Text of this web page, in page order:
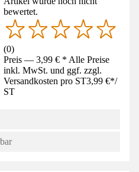
bewertet.
(0)
Preis — 3,99 € * Alle Preise
inkl. MwSt. und ggf. zzgl.
Versandkosten pro ST3,99 €*/
ST